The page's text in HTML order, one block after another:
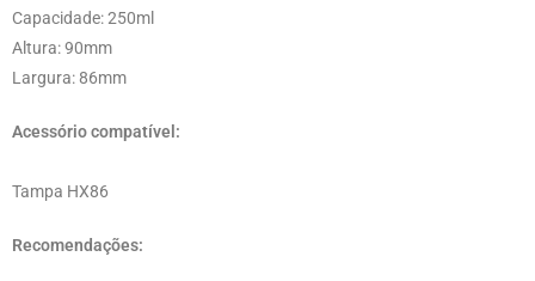
Capacidade: 250ml
Altura: 90mm
Largura: 86mm
Acessório compatível:
Tampa HX86
Recomendações: